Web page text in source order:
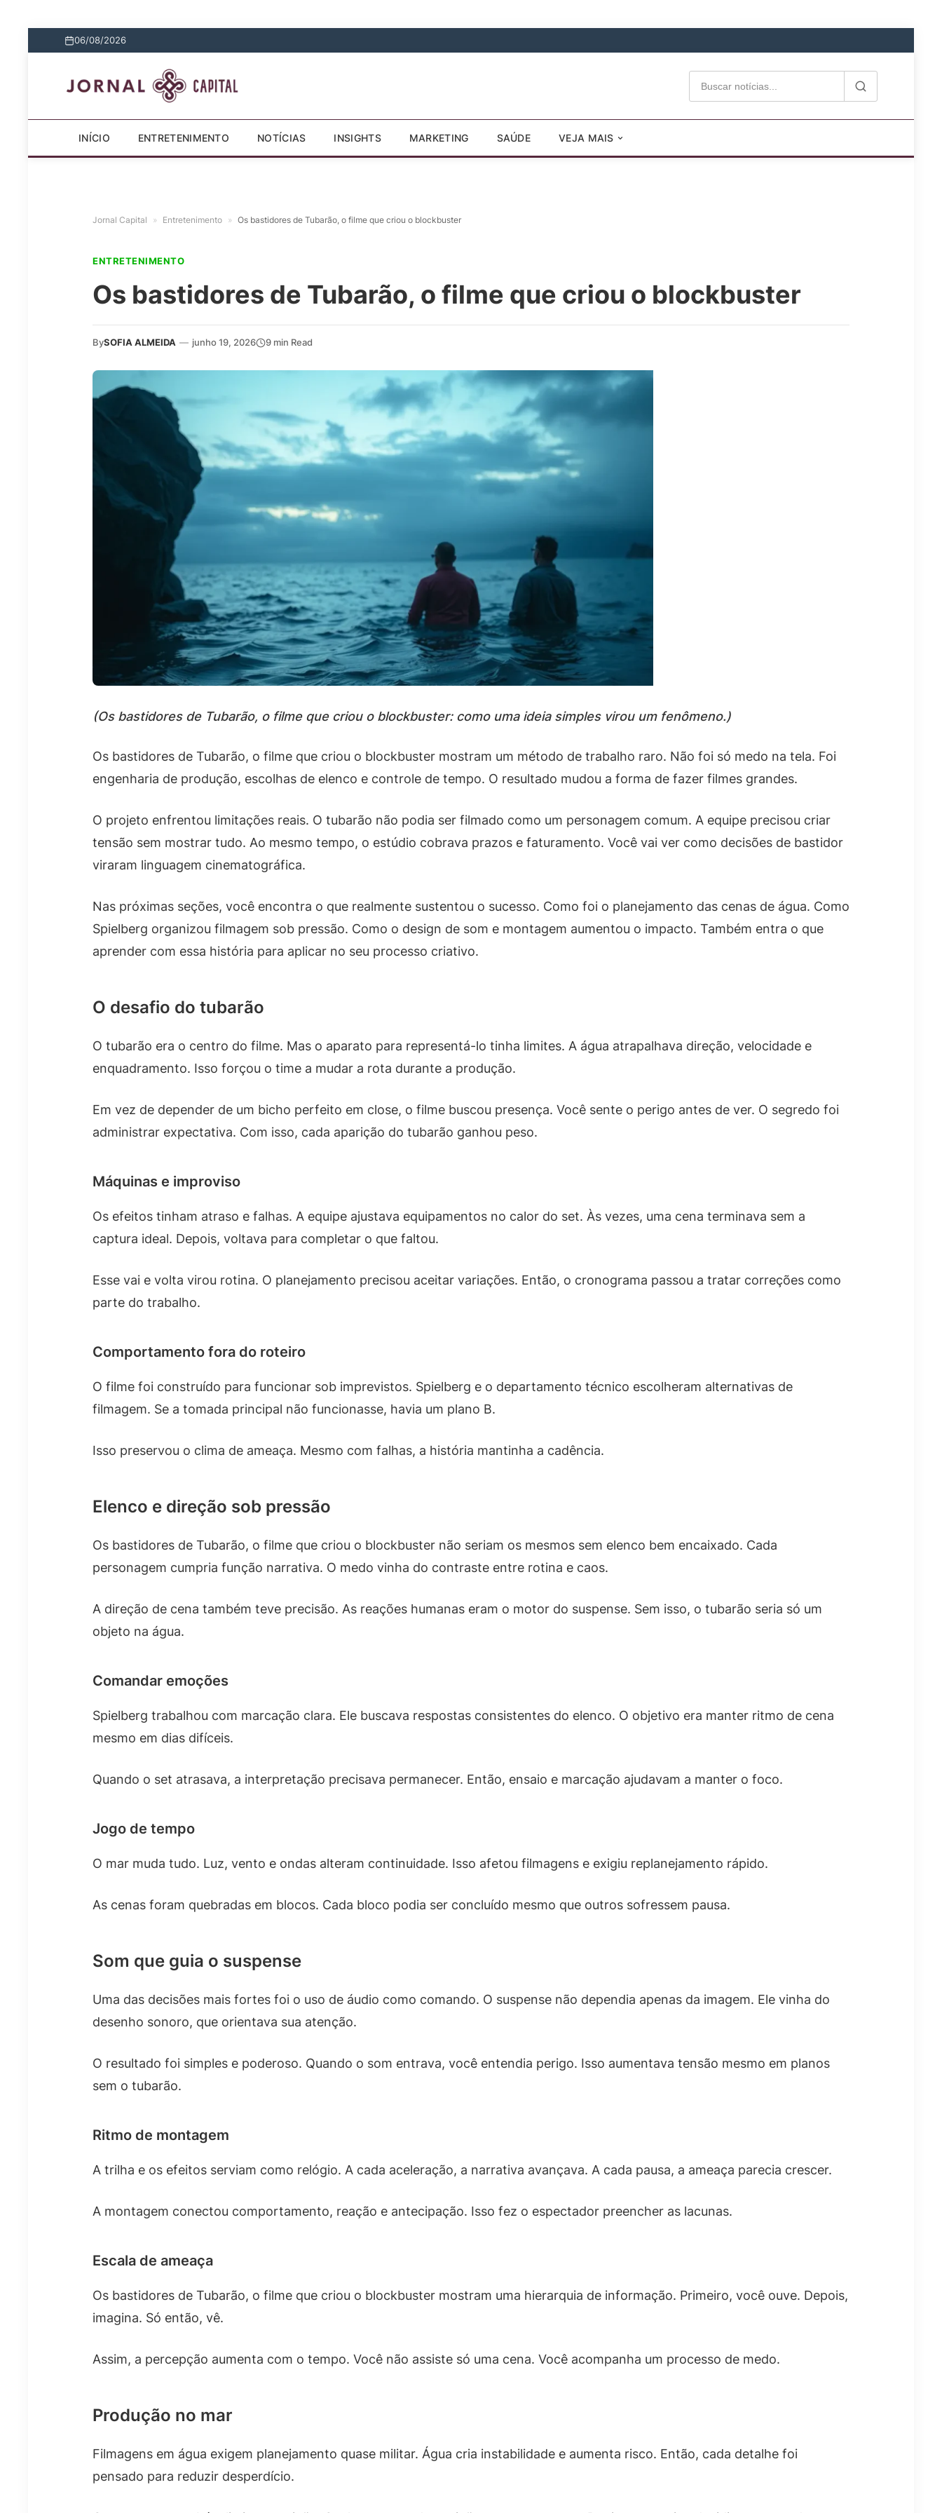
06/08/2026
INÍCIO ENTRETENIMENTO NOTÍCIAS INSIGHTS MARKETING SAÚDE VEJA MAIS
Jornal Capital » Entretenimento » Os bastidores de Tubarão, o filme que criou o blockbuster
ENTRETENIMENTO
Os bastidores de Tubarão, o filme que criou o blockbuster
BySOFIA ALMEIDA — junho 19, 2026 9 min Read
(Os bastidores de Tubarão, o filme que criou o blockbuster: como uma ideia simples virou um fenômeno.)
Os bastidores de Tubarão, o filme que criou o blockbuster mostram um método de trabalho raro. Não foi só medo na tela. Foi
engenharia de produção, escolhas de elenco e controle de tempo. O resultado mudou a forma de fazer filmes grandes.
O projeto enfrentou limitações reais. O tubarão não podia ser filmado como um personagem comum. A equipe precisou criar
tensão sem mostrar tudo. Ao mesmo tempo, o estúdio cobrava prazos e faturamento. Você vai ver como decisões de bastidor
viraram linguagem cinematográfica.
Nas próximas seções, você encontra o que realmente sustentou o sucesso. Como foi o planejamento das cenas de água. Como
Spielberg organizou filmagem sob pressão. Como o design de som e montagem aumentou o impacto. Também entra o que
aprender com essa história para aplicar no seu processo criativo.
O desafio do tubarão
O tubarão era o centro do filme. Mas o aparato para representá-lo tinha limites. A água atrapalhava direção, velocidade e
enquadramento. Isso forçou o time a mudar a rota durante a produção.
Em vez de depender de um bicho perfeito em close, o filme buscou presença. Você sente o perigo antes de ver. O segredo foi
administrar expectativa. Com isso, cada aparição do tubarão ganhou peso.
Máquinas e improviso
Os efeitos tinham atraso e falhas. A equipe ajustava equipamentos no calor do set. Às vezes, uma cena terminava sem a
captura ideal. Depois, voltava para completar o que faltou.
Esse vai e volta virou rotina. O planejamento precisou aceitar variações. Então, o cronograma passou a tratar correções como
parte do trabalho.
Comportamento fora do roteiro
O filme foi construído para funcionar sob imprevistos. Spielberg e o departamento técnico escolheram alternativas de
filmagem. Se a tomada principal não funcionasse, havia um plano B.
Isso preservou o clima de ameaça. Mesmo com falhas, a história mantinha a cadência.
Elenco e direção sob pressão
Os bastidores de Tubarão, o filme que criou o blockbuster não seriam os mesmos sem elenco bem encaixado. Cada
personagem cumpria função narrativa. O medo vinha do contraste entre rotina e caos.
A direção de cena também teve precisão. As reações humanas eram o motor do suspense. Sem isso, o tubarão seria só um
objeto na água.
Comandar emoções
Spielberg trabalhou com marcação clara. Ele buscava respostas consistentes do elenco. O objetivo era manter ritmo de cena
mesmo em dias difíceis.
Quando o set atrasava, a interpretação precisava permanecer. Então, ensaio e marcação ajudavam a manter o foco.
Jogo de tempo
O mar muda tudo. Luz, vento e ondas alteram continuidade. Isso afetou filmagens e exigiu replanejamento rápido.
As cenas foram quebradas em blocos. Cada bloco podia ser concluído mesmo que outros sofressem pausa.
Som que guia o suspense
Uma das decisões mais fortes foi o uso de áudio como comando. O suspense não dependia apenas da imagem. Ele vinha do
desenho sonoro, que orientava sua atenção.
O resultado foi simples e poderoso. Quando o som entrava, você entendia perigo. Isso aumentava tensão mesmo em planos
sem o tubarão.
Ritmo de montagem
A trilha e os efeitos serviam como relógio. A cada aceleração, a narrativa avançava. A cada pausa, a ameaça parecia crescer.
A montagem conectou comportamento, reação e antecipação. Isso fez o espectador preencher as lacunas.
Escala de ameaça
Os bastidores de Tubarão, o filme que criou o blockbuster mostram uma hierarquia de informação. Primeiro, você ouve. Depois,
imagina. Só então, vê.
Assim, a percepção aumenta com o tempo. Você não assiste só uma cena. Você acompanha um processo de medo.
Produção no mar
Filmagens em água exigem planejamento quase militar. Água cria instabilidade e aumenta risco. Então, cada detalhe foi
pensado para reduzir desperdício.